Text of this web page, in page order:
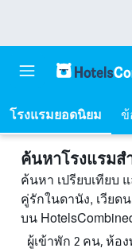
โรงแรมยอดนิยม ข้
ค้นหาโรงแรมส
ค้นหา เปรียบเทียบ
คู่รักในดานัง, เวียด
บน
ผู้เข้าพัก 2 คน, ห้อ